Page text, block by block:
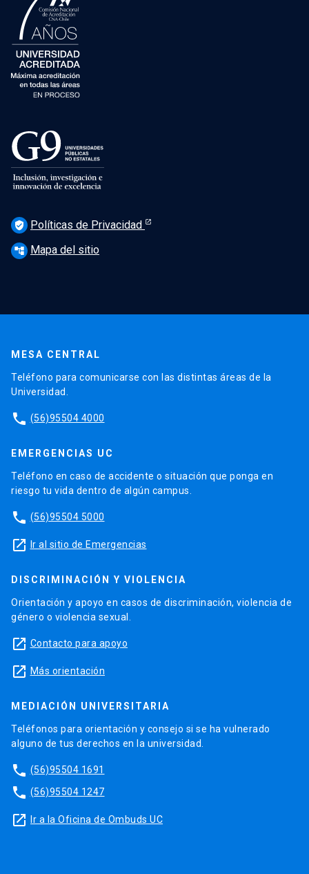
verified_user Políticas de Privacidad
account_tree Mapa del sitio
MESA CENTRAL
Teléfono para comunicarse con las distintas áreas de la
Universidad.
phone (56)95504 4000
EMERGENCIAS UC
Teléfono en caso de accidente o situación que ponga en
riesgo tu vida dentro de algún campus.
phone (56)95504 5000
launch Ir al sitio de Emergencias
DISCRIMINACIÓN Y VIOLENCIA
Orientación y apoyo en casos de discriminación, violencia de
género o violencia sexual.
launch Contacto para apoyo
launch Más orientación
MEDIACIÓN UNIVERSITARIA
Teléfonos para orientación y consejo si se ha vulnerado
alguno de tus derechos en la universidad.
phone (56)95504 1691
phone (56)95504 1247
launch Ir a la Oficina de Ombuds UC